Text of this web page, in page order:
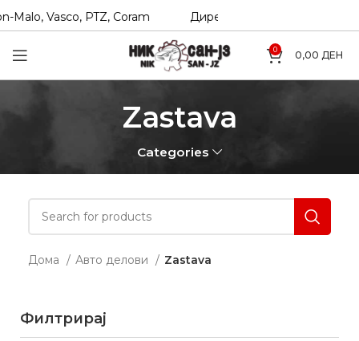
Vasco, PTZ, Coram Директни увозници на
0 0,00 ДЕН
Zastava
Categories
Дома Авто делови Zastava
Филтрирај